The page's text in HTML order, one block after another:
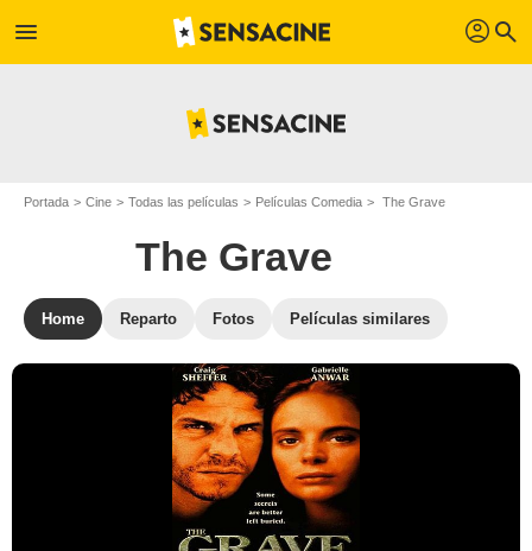
menu profil search
Portada Cine Todas las películas Películas Comedia The Grave
The Grave
Home Reparto Fotos Películas similares